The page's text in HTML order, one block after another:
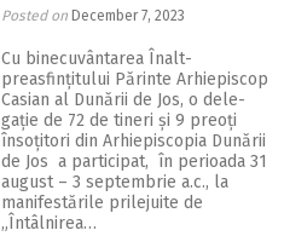
Posted on December 7, 2023
Cu binecuvântarea Înalt­­­­­
preasfințitului Pă­rinte Arhiepis­cop
Ca­sian al Dunării de Jos, o dele­
gație de 72 de tineri și 9 preoți
însoțitori din Arhiepiscopia Dunării
de Jos a participat, în perioada 31
august – 3 septembrie a.c., la
manifestările prilejuite de
„Întâlnirea…